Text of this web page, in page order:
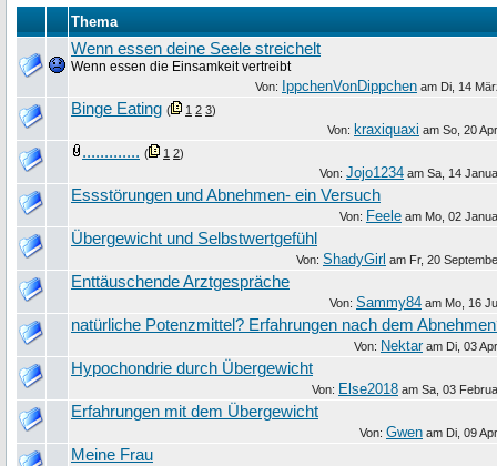
Thema
Wenn essen deine Seele streichelt
Wenn essen die Einsamkeit vertreibt
Von: IppchenVonDippchen am Di, 14
Binge Eating ( 1 2 3)
Von: kraxiquaxi am So, 20
............. ( 1 2)
Von: Jojo1234 am Sa, 14
Essstörungen und Abnehmen- ein Versuch
Von: Feele am Mo, 02
Übergewicht und Selbstwertgefühl
Von: ShadyGirl am Fr, 20
Enttäuschende Arztgespräche
Von: Sammy84 am Mo, 16
natürliche Potenzmittel? Erfahrungen nach dem
Von: Nektaram Di, 03
Hypochondrie durch Übergewicht
Von: Else2018 am Sa, 03
Erfahrungen mit dem Übergewicht
Von: Gwen am Di, 09
Meine Frau